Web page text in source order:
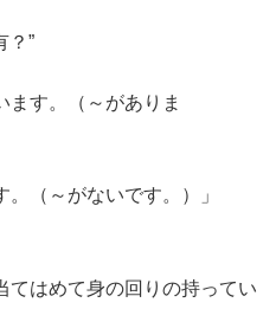
？”
ます。（～がありま
。（～がないです。）」
てはめて身の回りの持ってい